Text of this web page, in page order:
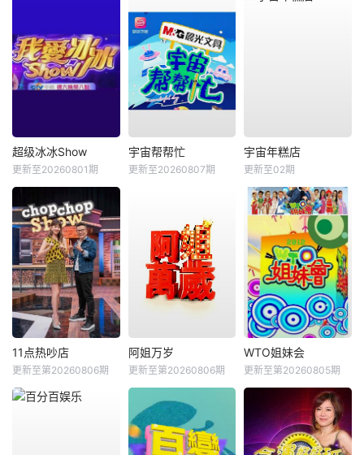
超级冰冰Show
更新至20260801期
宇宙帮帮忙
更新至20260807期
宇宙年糕店
更新至02期
11点热吵店
更新至第20260806期
阿姐万岁
更新至第20260806期
WTO姐妹会
更新至第20260805期